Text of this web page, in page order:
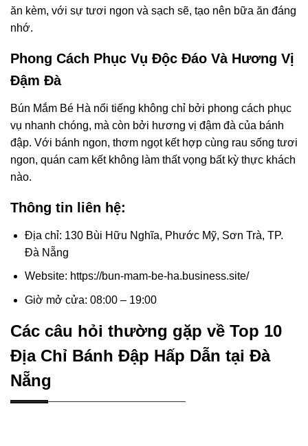
ăn kèm, với sự tươi ngon và sạch sẽ, tạo nên bữa ăn đáng
nhớ.
Phong Cách Phục Vụ Độc Đáo Và Hương Vị
Đậm Đà
Bún Mắm Bé Hà nổi tiếng không chỉ bởi phong cách phục
vụ nhanh chóng, mà còn bởi hương vị đậm đà của bánh
đập. Với bánh ngon, thơm ngọt kết hợp cùng rau sống tươi
ngon, quán cam kết không làm thất vọng bất kỳ thực khách
nào.
Thông tin liên hệ:
Địa chỉ: 130 Bùi Hữu Nghĩa, Phước Mỹ, Sơn Trà, TP.
Đà Nẵng
Website: https://bun-mam-be-ha.business.site/
Giờ mở cửa: 08:00 – 19:00
Các câu hỏi thường gặp về Top 10
Địa Chỉ Bánh Đập Hấp Dẫn tại Đà
Nẵng